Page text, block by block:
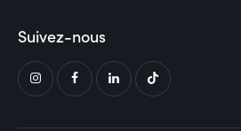
Suivez-nous